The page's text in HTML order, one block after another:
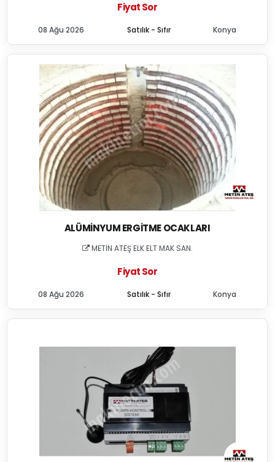
Fiyat Sor
Satılık - Sıfır
08 Ağu 2026 Konya
ALÜMINYUM ERGITME OCAKLARI
METİN ATEŞ ELK ELT MAK SAN.
Fiyat Sor
Satılık - Sıfır
08 Ağu 2026 Konya